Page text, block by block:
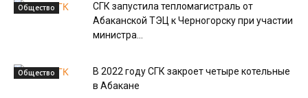
Общество
СГК запустила тепломагистраль от
Абаканской ТЭЦ к Черногорску при участии
министра...
Общество
В 2022 году СГК закроет четыре котельные
в Абакане